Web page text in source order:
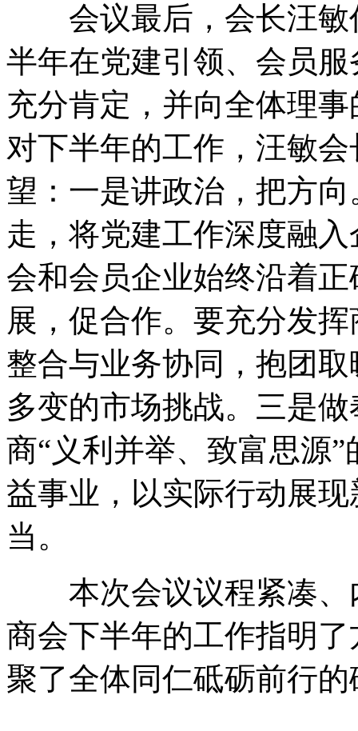
会议最后，会长汪敏
半年在党建引领、会员
充分肯定，并向全体理
对下半年的工作，汪敏
望：一是讲政治，把方
走，将党建工作深度融
会和会员企业始终沿着
展，促合作。要充分发
整合与业务协同，抱团
多变的市场挑战。三是
商“义利并举、致富思源
益事业，以实际行动展
当。
本次会议议程紧凑、
商会下半年的工作指明
聚了全体同仁砥砺前行